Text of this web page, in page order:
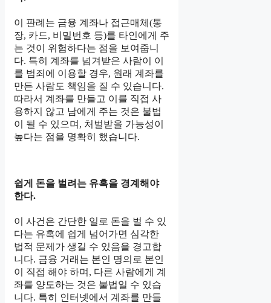
이 판례는 금융 계좌나 접근매체(통
장, 카드, 비밀번호 등)를 타인에게 주
는 것이 위험하다는 점을 보여줍니
다. 특히 계좌를 넘겨받은 사람이 이
를 범죄에 이용할 경우, 원래 계좌를
만든 사람도 책임을 질 수 있습니다.
따라서 계좌를 만들고 이를 직접 사
용하지 않고 남에게 주는 것은 불법
이 될 수 있으며, 처벌받을 가능성이
높다는 점을 명확히 했습니다.
쉽게 돈을 벌려는 유혹을 경계해야
한다.
이 사건은 간단한 일로 돈을 벌 수 있
다는 유혹에 쉽게 넘어가면 심각한
법적 문제가 생길 수 있음을 경고합
니다. 금융 거래는 본인 명의로 본인
이 직접 해야 하며, 다른 사람에게 계
좌를 양도하는 것은 불법일 수 있습
니다. 특히 인터넷에서 계좌를 만들